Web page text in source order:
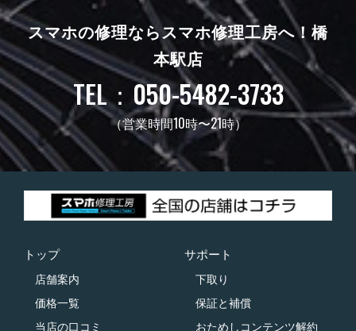
スマホの修理ならスマホ修理工房へ！ 橋
本駅店
TEL：050-5482-3733
（営業時間10時〜21時）
トップ
店舗案内
価格一覧
当店の口コミ
サポート
下取り
保証と補償
おためしコンテンツ解約